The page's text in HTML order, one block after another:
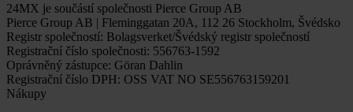
24MX je součástí společnosti Pierce Group AB
Pierce Group AB | Fleminggatan 20A, 112 26 Stockholm, Švédsko
Registr společností: Bolagsverket/Švédský registr společností
Registrační číslo společnosti: 556763-1592
Oprávněný zástupce: Göran Dahlin
Registrační číslo DPH: OSS VAT NO SE556763159201
Nákupy